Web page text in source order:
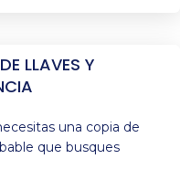
LLAVES Y
una copia de
que busques